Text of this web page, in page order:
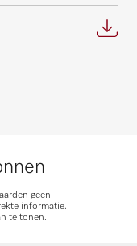
geen
informatie.
te tonen.